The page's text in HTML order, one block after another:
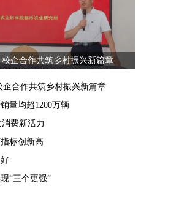
企合作共筑乡村振兴新篇章
合作共筑乡村振兴新篇章
量均超1200万辆
费新活力
标创新高
“三个更强”